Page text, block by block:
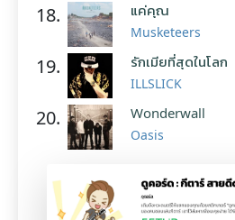
18. แค่คุณ
Musketeers
19. รักเมียที่สุดในโลก
ILLSLICK
20. Wonderwall
Oasis